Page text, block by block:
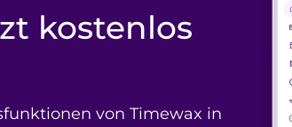
kostenlos
von Timewax in